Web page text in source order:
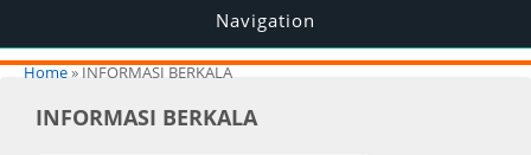
Navigation
You are here
Home» INFORMASI BERKALA
INFORMASI BERKALA